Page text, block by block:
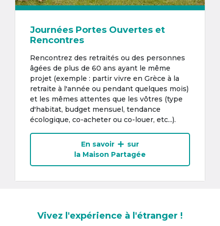
Journées Portes Ouvertes et
Rencontres
Rencontrez des retraités ou des personnes
âgées de plus de 60 ans ayant le même
projet (exemple : partir vivre en Grèce à la
retraite à l'année ou pendant quelques mois)
et les mêmes attentes que les vôtres (type
d'habitat, budget mensuel, tendance
écologique, co-acheter ou co-louer, etc...).
En savoir
sur
la Maison Partagée
Vivez l'expérience à l'étranger !